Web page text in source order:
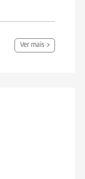
Ver mais